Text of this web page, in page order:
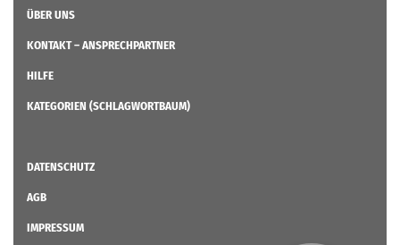
ÜBER UNS
KONTAKT – ANSPRECHPARTNER
HILFE
KATEGORIEN (SCHLAGWORTBAUM)
DATENSCHUTZ
AGB
IMPRESSUM